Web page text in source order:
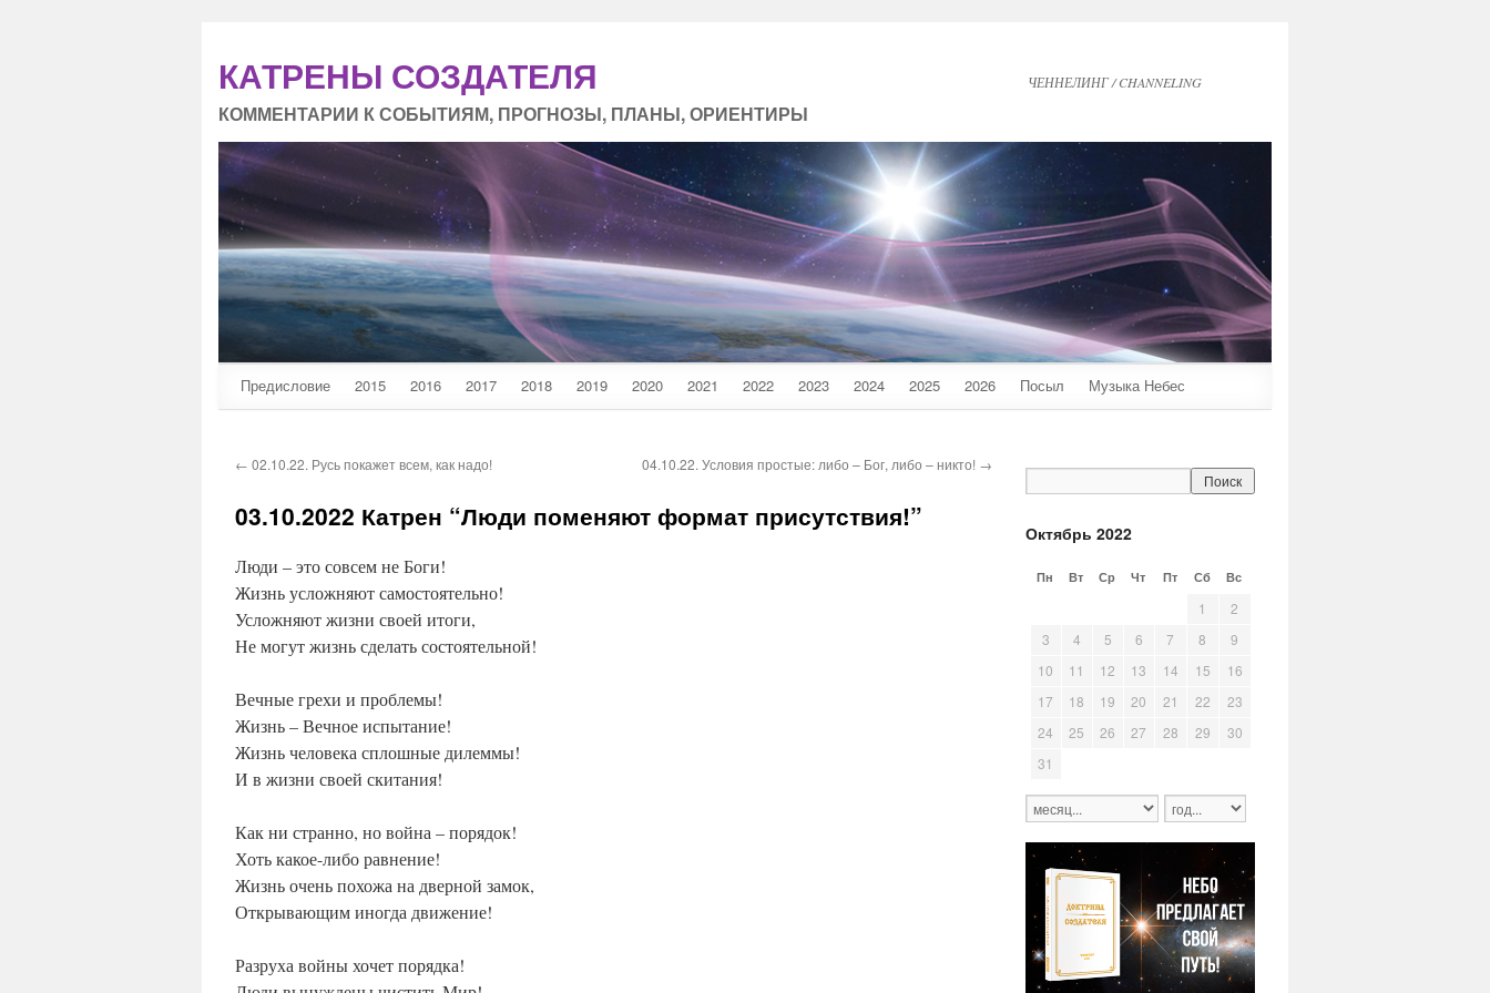
ЧЕННЕЛИНГ / CHANNELING
КАТРЕНЫ СОЗДАТЕЛЯ
КОММЕНТАРИИ К СОБЫТИЯМ, ПРОГНОЗЫ, ПЛАНЫ, ОРИЕНТИРЫ
Предисловие 2015 2016 2017 2018 2019 2020 2021 2022 2023 2024 2025 2026 Посыл Музыка Небес
Октябрь 2022
Пн Вт Ср Чт Пт Сб Вс
1
2
3
4 5 6 7 8
9
10
11 12 13 14 15
16
17
18 19 20 21 22
23
24
25 26 27 28 29
30
31
← 02.10.22. Русь покажет всем, как надо! 04.10.22. Условия простые: либо – Бог, либо – никто! →
03.10.2022 Катрен “Люди поменяют формат присутствия!”
Люди – это совсем не Боги!
Жизнь усложняют самостоятельно!
Усложняют жизни своей итоги,
Не могут жизнь сделать состоятельной!
Вечные грехи и проблемы!
Жизнь – Вечное испытание!
Жизнь человека сплошные дилеммы!
И в жизни своей скитания!
Как ни странно, но война – порядок!
Хоть какое-либо равнение!
Жизнь очень похожа на дверной замок,
Открывающим иногда движение!
Разруха войны хочет порядка!